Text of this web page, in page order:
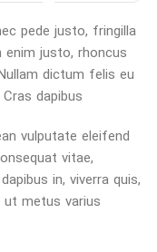
pede justo, fringilla
enim justo, rhoncus
dictum felis eu
dapibus.
vulputate eleifend
vitae,
in, viverra quis,
ut metus varius